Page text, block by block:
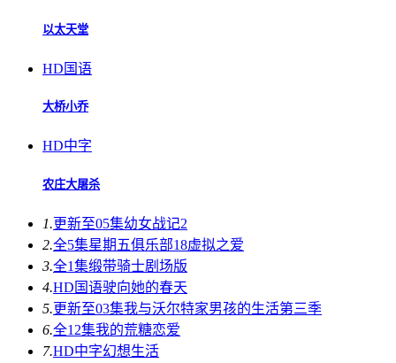
以太天堂
HD国语
大桥小乔
HD中字
农庄大屠杀
1.更新至05集幼女战记2
2.全5集星期五俱乐部18虚拟之爱
3.全1集缎带骑士剧场版
4.HD国语驶向她的春天​
5.更新至03集我与沃尔特家男孩的生活第三季
6.全12集我的荒糖恋爱
7.HD中字幻想生活